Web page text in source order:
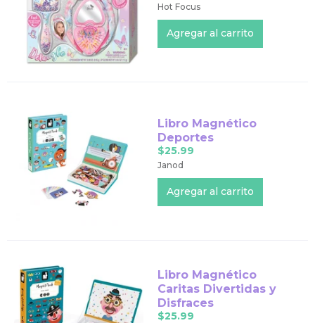
Hot Focus
Libro Magnético
Deportes
$25.99
Janod
Libro Magnético
Caritas Divertidas y
Disfraces
$25.99